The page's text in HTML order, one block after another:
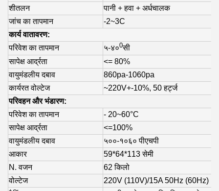
शीतलन
पानी + हवा + अर्धचालक
जांच का तापमान
-2~3C
कार्य वातावरण:
परिवेश का तापमान
५-४०0सी
सापेक्ष आर्द्रता
<= 80%
वायुमंडलीय दबाव
860pa-1060pa
कार्यरत वोल्टेज
~220V+-10%, 50 हर्ट्ज
परिवहन और भंडारण:
परिवेश का तापमान
- 20~60°C
सापेक्ष आर्द्रता
<=100%
वायुमंडलीय दबाव
५००-१०६० पीएचपी
आकार
59*64*113 सेमी
N. वजन
62 किलो
वोल्टेज
220V (110V)/15A 50Hz (60Hz)